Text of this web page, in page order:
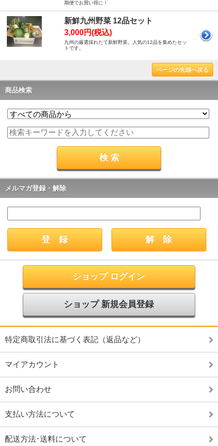
期便でお買い得に！
新鮮九州野菜 12品セット
3,000円(税込)
九州の厳選採れたて新鮮野菜。人気の12品を集めたセッ
トです。
ページの先頭へ戻る
商品検索
メルマガ登録・解除
ショップ ログイン
ショップ 新規会員登録
特定商取引法に基づく表記（返品など）
マイアカウント
お問い合わせ
支払い方法について
配送方法･送料について